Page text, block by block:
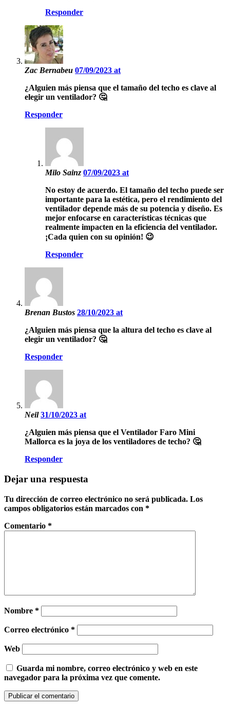
Responder
Zac Bernabeu 07/09/2023 at
¿Alguien más piensa que el tamaño del techo es clave al
elegir un ventilador? 🤔
Responder
Milo Sainz 07/09/2023 at
No estoy de acuerdo. El tamaño del techo puede ser
importante para la estética, pero el rendimiento del
ventilador depende más de su potencia y diseño. Es
mejor enfocarse en características técnicas que
realmente impacten en la eficiencia del ventilador.
¡Cada quien con su opinión! 😉
Responder
Brenan Bustos 28/10/2023 at
¿Alguien más piensa que la altura del techo es clave al
elegir un ventilador? 🤔
Responder
Neil31/10/2023 at
¿Alguien más piensa que el Ventilador Faro Mini
Mallorca es la joya de los ventiladores de techo? 🤔
Responder
Dejar una respuesta
Tu dirección de correo electrónico no será publicada. Los
campos obligatorios están marcados con *
Comentario *
Nombre *
Correo electrónico *
Web
Guarda mi nombre, correo electrónico y web en este
navegador para la próxima vez que comente.